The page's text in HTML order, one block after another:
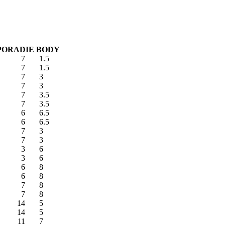
BODY
7
1.5
7
1.5
7
3
7
3
7
3.5
7
3.5
6
6.5
6
6.5
7
3
7
3
3
6
3
6
6
8
6
8
7
8
7
8
14
5
14
5
11
7